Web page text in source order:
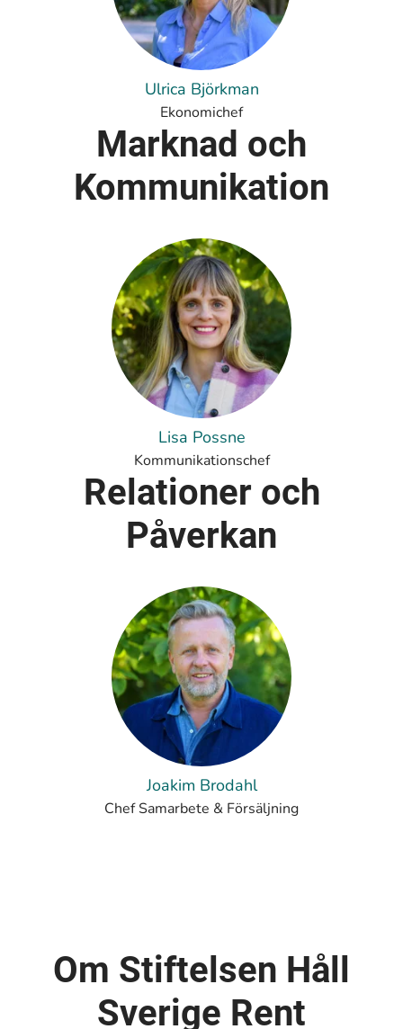
Ulrica Björkman
Ekonomichef
Marknad och
Kommunikation
Lisa Possne
Kommunikationschef
Relationer och
Påverkan
Joakim Brodahl
Chef Samarbete & Försäljning
Om Stiftelsen Håll
Sverige Rent